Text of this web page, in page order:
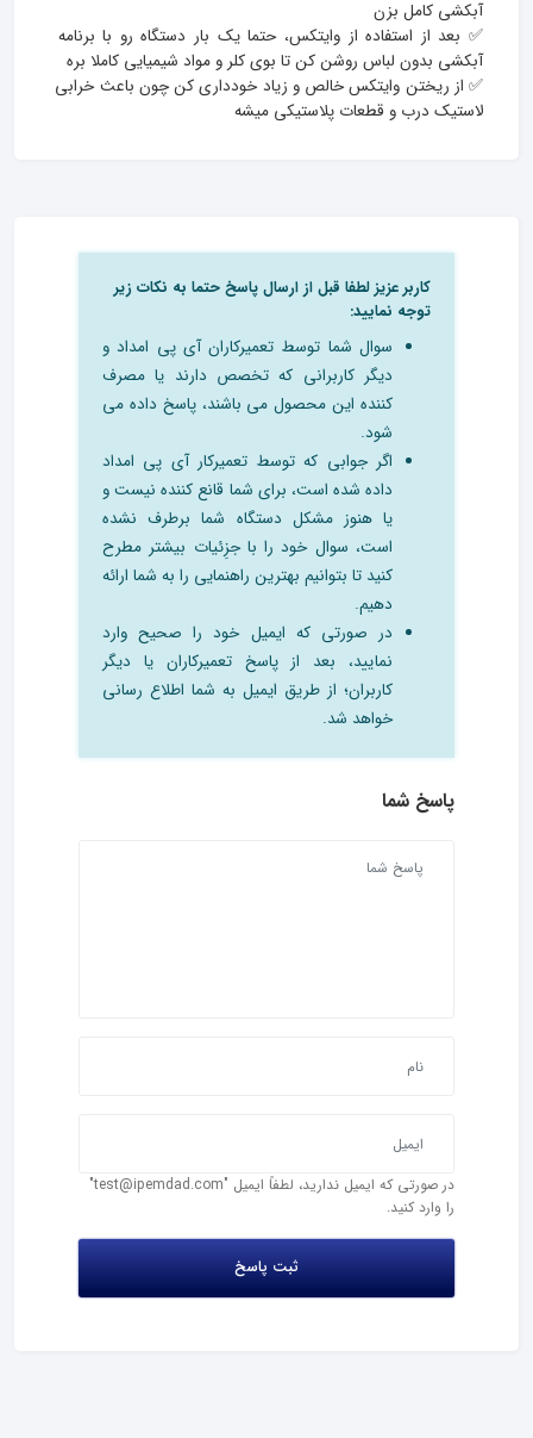
✅ بعد از استفاده از وایتکس، حتما یک بار دستگاه رو با برنامه
✅ از ریختن وایتکس خالص و زیاد خودداری کن چون باعث خرابی
لاستیک درب و قطعات پلاستیکی میشه
کاربر عزیز لطفا قبل از ارسال پاسخ حتما به نکات زیر
توجه نمایید:
سوال شما توسط تعمیرکاران آی پی امداد و
دیگر کاربرانی که تخصص دارند یا مصرف
کننده این محصول می باشند، پاسخ داده می
شود.
اگر جوابی که توسط تعمیرکار آی پی امداد
داده شده است، برای شما قانع کننده نیست و
یا هنوز مشکل دستگاه شما برطرف نشده
است، سوال خود را با جزِئیات بیشتر مطرح
کنید تا بتوانیم بهترین راهنمایی را به شما ارائه
دهیم.
در صورتی که ایمیل خود را صحیح وارد
نمایید، بعد از پاسخ تعمیرکاران یا دیگر
کاربران؛ از طریق ایمیل به شما اطلاع رسانی
خواهد شد.
پاسخ شما
در صورتی که ایمیل ندارید، لطفاً ایمیل "test@ipemdad.com"
را وارد کنید.